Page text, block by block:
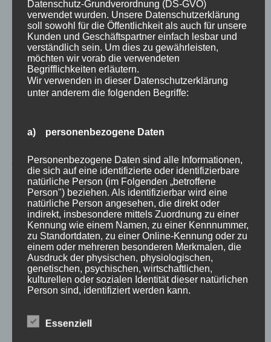
Gesangsklasse begeistert
Gesangsklasse begeistert Artikel „Trierischer
Volksfreund“ vom 21.10.2014 Bericht und Foto (©) von
unserem Mitarbeiter Martin Möller. (Konz)Am
Eingang warteten einige Optimisten noch auf Karten-
16.10.2014 – Im Reich der
Stimme Ursula Bauer ist
seit 20 Jahren
Gesangspädagigin aus
Leidenschaft
Datenschutz-Grundverordnung (DS-GVO)
verwendet wurden. Unsere Datenschutzerklärung
soll sowohl für die Öffentlichkeit als auch für unsere
Kunden und Geschäftspartner einfach lesbar und
verständlich sein. Um dies zu gewährleisten,
möchten wir vorab die verwendeten
Begrifflichkeiten erläutern.
Wir verwenden in dieser Datenschutzerklärung
unter anderem die folgenden Begriffe:
a) personenbezogene Daten
Personenbezogene Daten sind alle Informationen,
die sich auf eine identifizierte oder identifizierbare
natürliche Person (im Folgenden „betroffene
Person") beziehen. Als identifizierbar wird eine
natürliche Person angesehen, die direkt oder
indirekt, insbesondere mittels Zuordnung zu einer
Kennung wie einem Namen, zu einer Kennnummer,
zu Standortdaten, zu einer Online-Kennung oder zu
einem oder mehreren besonderen Merkmalen, die
Ausdruck der physischen, physiologischen,
genetischen, psychischen, wirtschaftlichen,
kulturellen oder sozialen Identität dieser natürlichen
Person sind, identifiziert werden kann.
b) betroffene Person
Essenziell